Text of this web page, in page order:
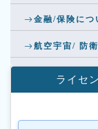
金融/保険につ
航空宇宙/ 防衛
ライセ